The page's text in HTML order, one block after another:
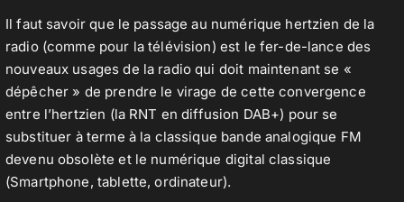
Il faut savoir que le passage au numérique hertzien de la
radio (comme pour la télévision) est le fer-de-lance des
nouveaux usages de la radio qui doit maintenant se «
dépêcher » de prendre le virage de cette convergence
entre l’hertzien (la RNT en diffusion DAB+) pour se
substituer à terme à la classique bande analogique FM
devenu obsolète et le numérique digital classique
(Smartphone, tablette, ordinateur).